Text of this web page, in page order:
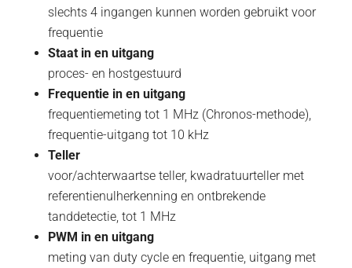
slechts 4 ingangen kunnen worden gebruikt voor
frequentie
Staat in en uitgang
proces- en hostgestuurd
Frequentie in en uitgang
frequentiemeting tot 1 MHz (Chronos-methode),
frequentie-uitgang tot 10 kHz
Teller
voor/achterwaartse teller, kwadratuurteller met
referentienulherkenning en ontbrekende
tanddetectie, tot 1 MHz
PWM in en uitgang
meting van duty cycle en frequentie, uitgang met